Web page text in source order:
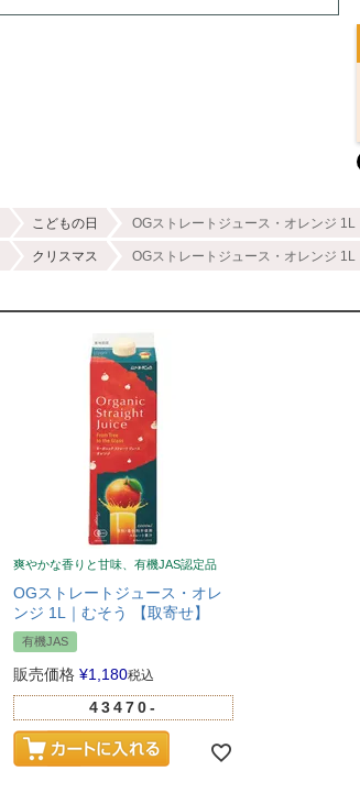
こどもの日 OGストレートジュース・オレンジ 1L
クリスマス OGストレートジュース・オレンジ 1L
爽やかな香りと甘味、有機JAS認定品
OGストレートジュース・オレ
ンジ 1L｜むそう 【取寄せ】
有機JAS
販売価格 ¥1,180税込
43470-